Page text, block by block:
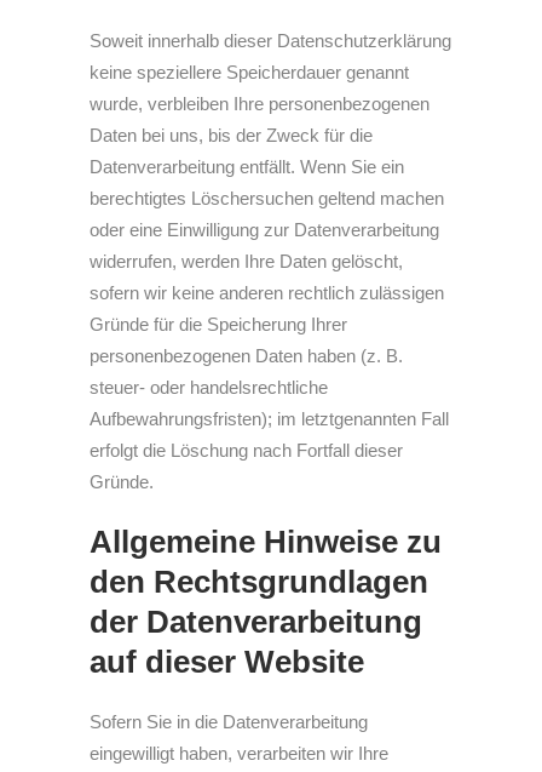
Soweit innerhalb dieser Datenschutzerklärung
keine speziellere Speicherdauer genannt
wurde, verbleiben Ihre personenbezogenen
Daten bei uns, bis der Zweck für die
Datenverarbeitung entfällt. Wenn Sie ein
berechtigtes Löschersuchen geltend machen
oder eine Einwilligung zur Datenverarbeitung
widerrufen, werden Ihre Daten gelöscht,
sofern wir keine anderen rechtlich zulässigen
Gründe für die Speicherung Ihrer
personenbezogenen Daten haben (z. B.
steuer- oder handelsrechtliche
Aufbewahrungsfristen); im letztgenannten Fall
erfolgt die Löschung nach Fortfall dieser
Gründe.
Allgemeine Hinweise zu
den Rechtsgrundlagen
der Datenverarbeitung
auf dieser Website
Sofern Sie in die Datenverarbeitung
eingewilligt haben, verarbeiten wir Ihre